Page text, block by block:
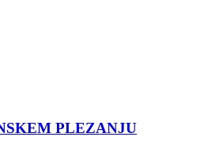
PLEZANJU